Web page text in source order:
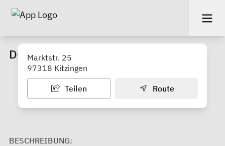
Dr. med. Sabine Groß
Marktstr. 25
97318 Kitzingen
Teilen Route
BESCHREIBUNG: